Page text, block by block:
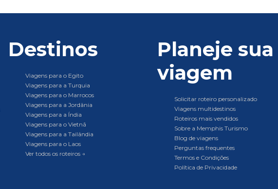
Destinos
Viagens para o Egito
Viagens para a Turquia
Viagens para o Marrocos
Viagens para a Jordânia
Viagens para a Índia
Viagens para o Vietnã
Viagens para a Tailândia
Viagens para o Laos
Ver todos os roteiros →
Planeje sua
viagem
Solicitar roteiro personalizado
Viagens multidestinos
Roteiros mais vendidos
Sobre a Memphis Turismo
Blog de viagens
Perguntas frequentes
Termos e Condições
Política de Privacidade